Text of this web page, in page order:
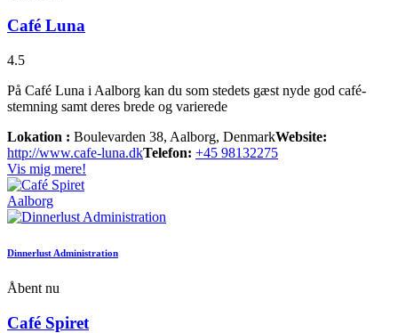
Café Luna
4.5
På Café Luna i Aalborg kan du som stedets gæst nyde god café-
stemning samt deres brede og varierede
Lokation : Boulevarden 38, Aalborg, DenmarkWebsite:
http://www.cafe-luna.dkTelefon: +45 98132275
Vis mig mere!
Aalborg
Dinnerlust Administration
Åbent nu
Café Spiret